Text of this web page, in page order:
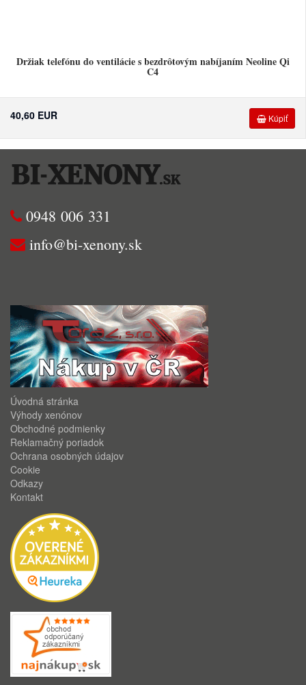
Držiak telefónu do ventilácie s bezdrôtovým nabíjaním Neoline Qi
C4
Kúpiť
40,60 EUR
0948 006 331
info@bi-xenony.sk
Úvodná stránka
Výhody xenónov
Obchodné podmienky
Reklamačný poriadok
Ochrana osobných údajov
Cookie
Odkazy
Kontakt